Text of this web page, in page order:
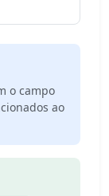
o campo
ao